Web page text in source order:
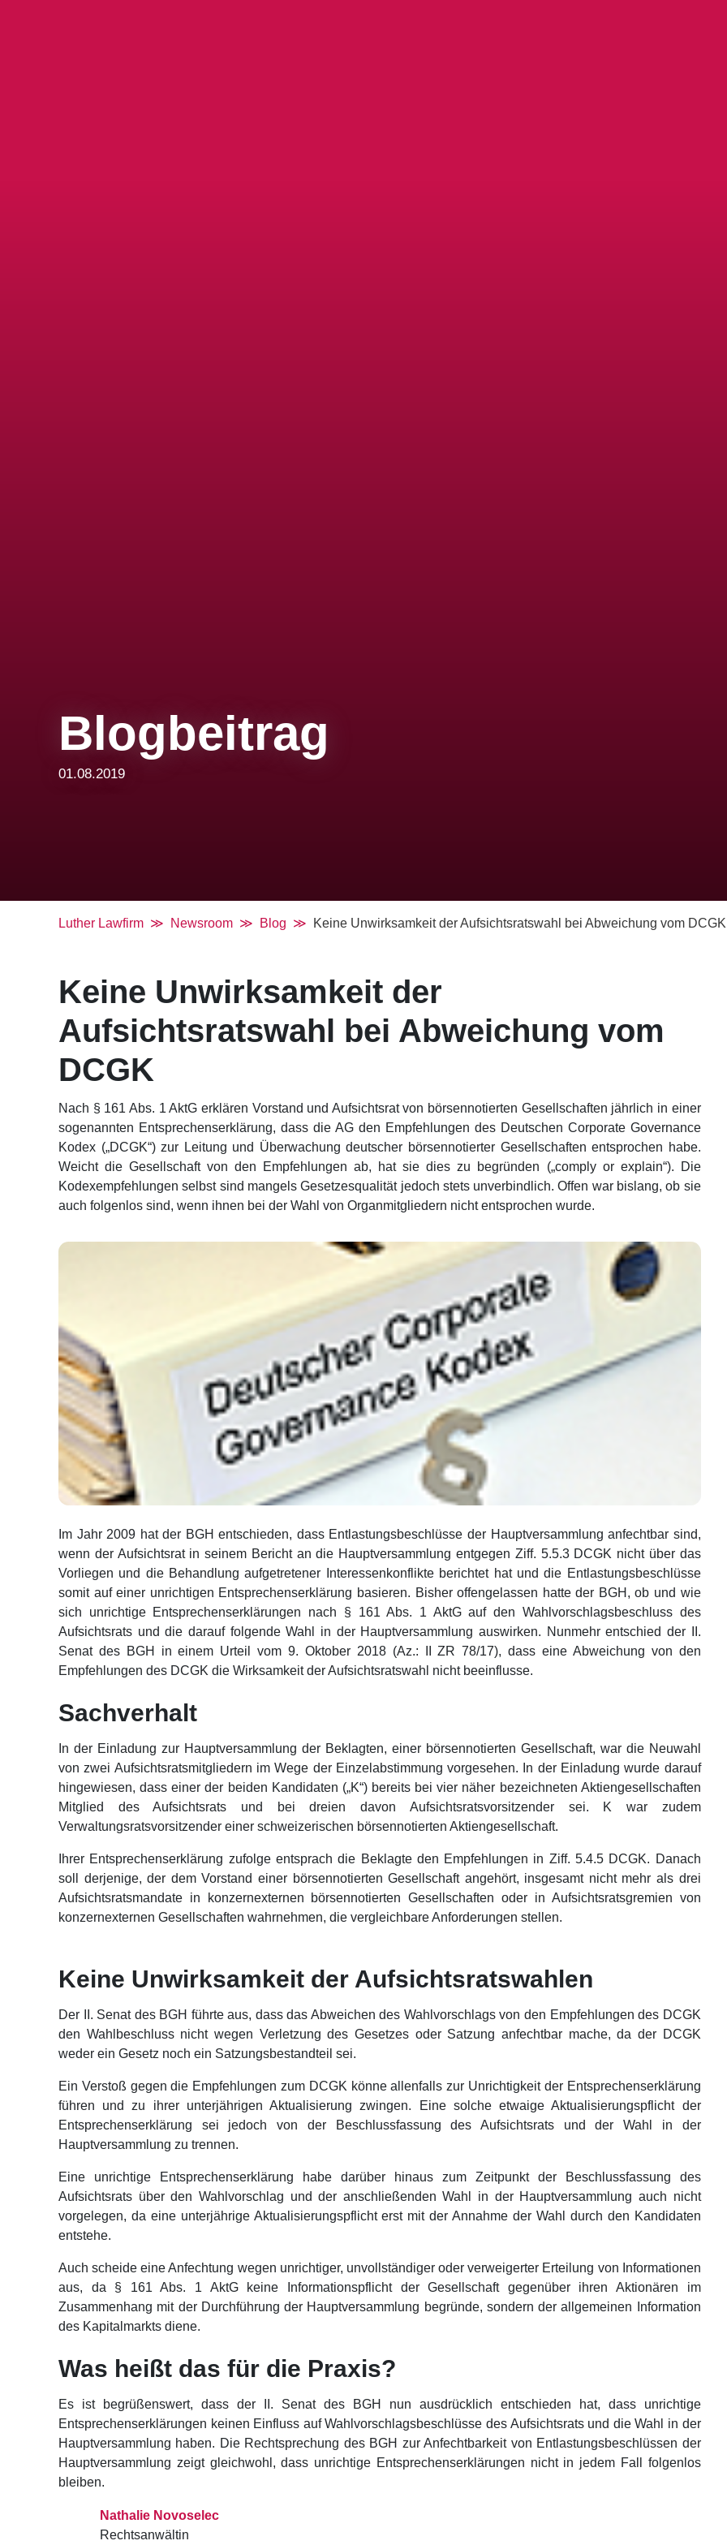
Blogbeitrag
01.08.2019
Luther Lawfirm Newsroom Blog Keine Unwirksamkeit der Aufsichtsratswahl bei Abweichung vom
Keine Unwirksamkeit der
Aufsichtsratswahl bei Abweichung vom
DCGK
Nach § 161 Abs. 1 AktG erklären Vorstand und Aufsichtsrat von börsennotierten Gesellschaften jährlich in einer
sogenannten Entsprechenserklärung, dass die AG den Empfehlungen des Deutschen Corporate Governance
Kodex („DCGK“) zur Leitung und Überwachung deutscher börsennotierter Gesellschaften entsprochen habe.
Weicht die Gesellschaft von den Empfehlungen ab, hat sie dies zu begründen („comply or explain“). Die
Kodexempfehlungen selbst sind mangels Gesetzesqualität jedoch stets unverbindlich. Offen war bislang, ob sie
auch folgenlos sind, wenn ihnen bei der Wahl von Organmitgliedern nicht entsprochen wurde.
Im Jahr 2009 hat der BGH entschieden, dass Entlastungsbeschlüsse der Hauptversammlung anfechtbar sind,
wenn der Aufsichtsrat in seinem Bericht an die Hauptversammlung entgegen Ziff. 5.5.3 DCGK nicht über das
Vorliegen und die Behandlung aufgetretener Interessenkonflikte berichtet hat und die Entlastungsbeschlüsse
somit auf einer unrichtigen Entsprechenserklärung basieren. Bisher offengelassen hatte der BGH, ob und wie
sich unrichtige Entsprechenserklärungen nach § 161 Abs. 1 AktG auf den Wahlvorschlagsbeschluss des
Aufsichtsrats und die darauf folgende Wahl in der Hauptversammlung auswirken. Nunmehr entschied der II.
Senat des BGH in einem Urteil vom 9. Oktober 2018 (Az.: II ZR 78/17), dass eine Abweichung von den
Empfehlungen des DCGK die Wirksamkeit der Aufsichtsratswahl nicht beeinflusse.
Sachverhalt
In der Einladung zur Hauptversammlung der Beklagten, einer börsennotierten Gesellschaft, war die Neuwahl
von zwei Aufsichtsratsmitgliedern im Wege der Einzelabstimmung vorgesehen. In der Einladung wurde darauf
hingewiesen, dass einer der beiden Kandidaten („K“) bereits bei vier näher bezeichneten Aktiengesellschaften
Mitglied des Aufsichtsrats und bei dreien davon Aufsichtsratsvorsitzender sei. K war zudem
Verwaltungsratsvorsitzender einer schweizerischen börsennotierten Aktiengesellschaft.
Ihrer Entsprechenserklärung zufolge entsprach die Beklagte den Empfehlungen in Ziff. 5.4.5 DCGK. Danach
soll derjenige, der dem Vorstand einer börsennotierten Gesellschaft angehört, insgesamt nicht mehr als drei
Aufsichtsratsmandate in konzernexternen börsennotierten Gesellschaften oder in Aufsichtsratsgremien von
konzernexternen Gesellschaften wahrnehmen, die vergleichbare Anforderungen stellen.
Keine Unwirksamkeit der Aufsichtsratswahlen
Der II. Senat des BGH führte aus, dass das Abweichen des Wahlvorschlags von den Empfehlungen des DCGK
den Wahlbeschluss nicht wegen Verletzung des Gesetzes oder Satzung anfechtbar mache, da der DCGK
weder ein Gesetz noch ein Satzungsbestandteil sei.
Ein Verstoß gegen die Empfehlungen zum DCGK könne allenfalls zur Unrichtigkeit der Entsprechenserklärung
führen und zu ihrer unterjährigen Aktualisierung zwingen. Eine solche etwaige Aktualisierungspflicht der
Entsprechenserklärung sei jedoch von der Beschlussfassung des Aufsichtsrats und der Wahl in der
Hauptversammlung zu trennen.
Eine unrichtige Entsprechenserklärung habe darüber hinaus zum Zeitpunkt der Beschlussfassung des
Aufsichtsrats über den Wahlvorschlag und der anschließenden Wahl in der Hauptversammlung auch nicht
vorgelegen, da eine unterjährige Aktualisierungspflicht erst mit der Annahme der Wahl durch den Kandidaten
entstehe.
Auch scheide eine Anfechtung wegen unrichtiger, unvollständiger oder verweigerter Erteilung von Informationen
aus, da § 161 Abs. 1 AktG keine Informationspflicht der Gesellschaft gegenüber ihren Aktionären im
Zusammenhang mit der Durchführung der Hauptversammlung begründe, sondern der allgemeinen Information
des Kapitalmarkts diene.
Was heißt das für die Praxis?
Es ist begrüßenswert, dass der II. Senat des BGH nun ausdrücklich entschieden hat, dass unrichtige
Entsprechenserklärungen keinen Einfluss auf Wahlvorschlagsbeschlüsse des Aufsichtsrats und die Wahl in der
Hauptversammlung haben. Die Rechtsprechung des BGH zur Anfechtbarkeit von Entlastungsbeschlüssen der
Hauptversammlung zeigt gleichwohl, dass unrichtige Entsprechenserklärungen nicht in jedem Fall folgenlos
bleiben.
Nathalie Novoselec
Rechtsanwältin